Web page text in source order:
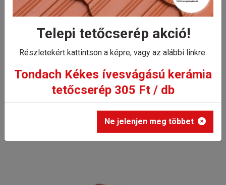
Tondach Hódfarkú
félkörívesvágású (18x38)
szellőző alátétcserép, jobbos
(koronafedés)
Tondach Hódfarkú félkörívesvágású (18x38) szellőző
alátétcserép, jobbos (koronafedés)
Telepi tetőcserép akció!
Részletekért kattintson a képre, vagy az alábbi linkre:
Tondach Kékes ívesvágású kerámia
tetőcserép 305 Ft / db
Ne jelenjen meg többet